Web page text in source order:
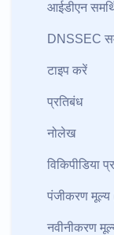
आईडीएन
DNSSEC
टाइप करें
प्रतिबंध
नोलेख
विकिपीडिया
पंजीकरण मूल्य
नवीनीकरण